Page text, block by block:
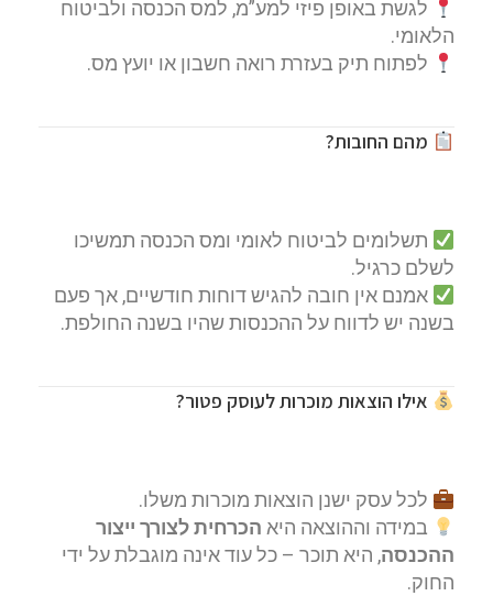
לגשת באופן פיזי למע”מ, למס הכנסה ולביטוח
הלאומי.
לפתוח תיק בעזרת רואה חשבון או יועץ מס.
מהם החובות?
תשלומים לביטוח לאומי ומס הכנסה תמשיכו
לשלם כרגיל.
אמנם אין חובה להגיש דוחות חודשיים, אך פעם
בשנה יש לדווח על ההכנסות שהיו בשנה החולפת.
אילו הוצאות מוכרות לעוסק פטור?
לכל עסק ישנן הוצאות מוכרות משלו.
במידה וההוצאה היא הכרחית לצורך ייצור
ההכנסה, היא תוכר – כל עוד אינה מוגבלת על ידי
החוק.